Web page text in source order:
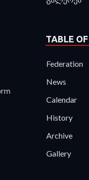
TABLE
Federation
News
Calendar
History
Archive
Gallery